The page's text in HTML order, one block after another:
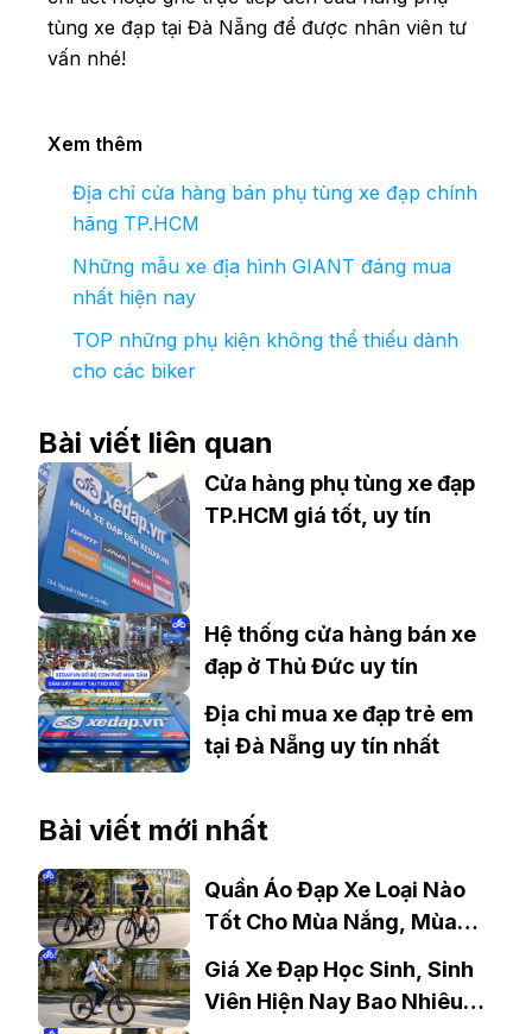
tùng xe đạp tại Đà Nẵng để được nhân viên tư
vấn nhé!
Xem thêm
Địa chỉ cửa hàng bán phụ tùng xe đạp chính
hãng TP.HCM
Những mẫu xe địa hình GIANT đáng mua
nhất hiện nay
TOP những phụ kiện không thể thiếu dành
cho các biker
Bài viết liên quan
Cửa hàng phụ tùng xe đạp
TP.HCM giá tốt, uy tín
Hệ thống cửa hàng bán xe
đạp ở Thủ Đức uy tín
Địa chỉ mua xe đạp trẻ em
tại Đà Nẵng uy tín nhất
Bài viết mới nhất
Quần Áo Đạp Xe Loại Nào
Tốt Cho Mùa Nắng, Mùa
Giá Xe Đạp Học Sinh, Sinh
Viên Hiện Nay Bao Nhiêu?